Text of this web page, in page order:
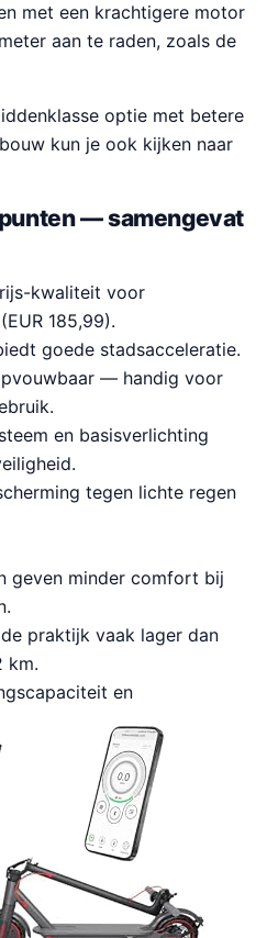
met een krachtigere motor
aan te raden, zoals de
optie met betere
kun je ook kijken naar
— samengevat
kwaliteit voor
185,99).
goede stadsacceleratie.
— handig voor
en basisverlichting
tegen lichte regen
geven minder comfort bij
praktijk vaak lager dan
km.
en